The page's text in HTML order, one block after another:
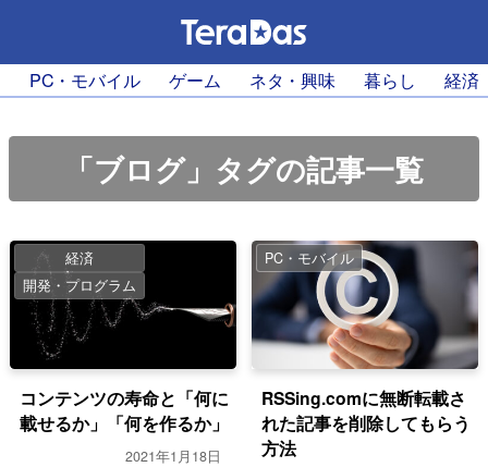
PC・モバイル ゲーム ネタ・興味 暮らし 経済
「ブログ」タグの記事一覧
経済
開発・プログラム
コンテンツの寿命と「何に
載せるか」「何を作るか」
2021年1月18日
PC・モバイル
RSSing.comに無断転載さ
れた記事を削除してもらう
方法